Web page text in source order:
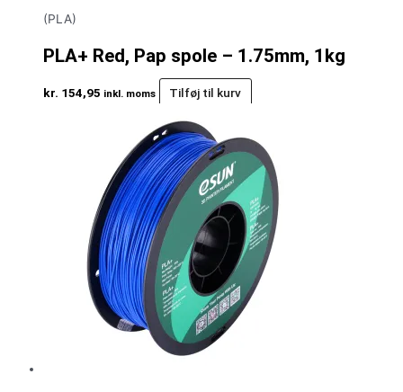
(PLA)
PLA+ Red, Pap spole – 1.75mm, 1kg
kr. 154,95 inkl. moms Tilføj til kurv